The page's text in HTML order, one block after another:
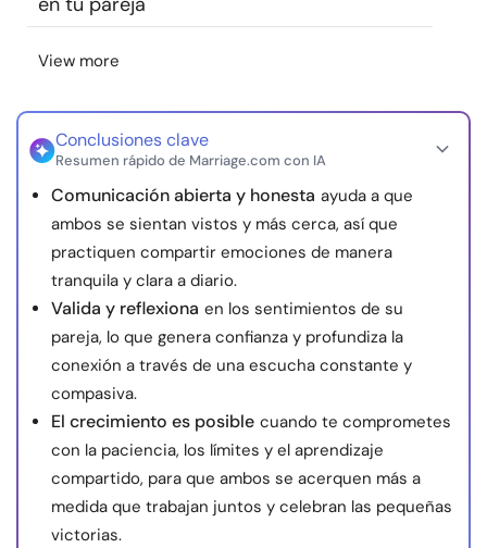
View more
Conclusiones clave
Resumen rápido de Marriage.com con IA
Comunicación abierta y honesta ayuda a que
ambos se sientan vistos y más cerca, así que
practiquen compartir emociones de manera
tranquila y clara a diario.
Valida y reflexiona en los sentimientos de su
pareja, lo que genera confianza y profundiza la
conexión a través de una escucha constante y
compasiva.
El crecimiento es posible cuando te comprometes
con la paciencia, los límites y el aprendizaje
compartido, para que ambos se acerquen más a
medida que trabajan juntos y celebran las pequeñas
victorias.